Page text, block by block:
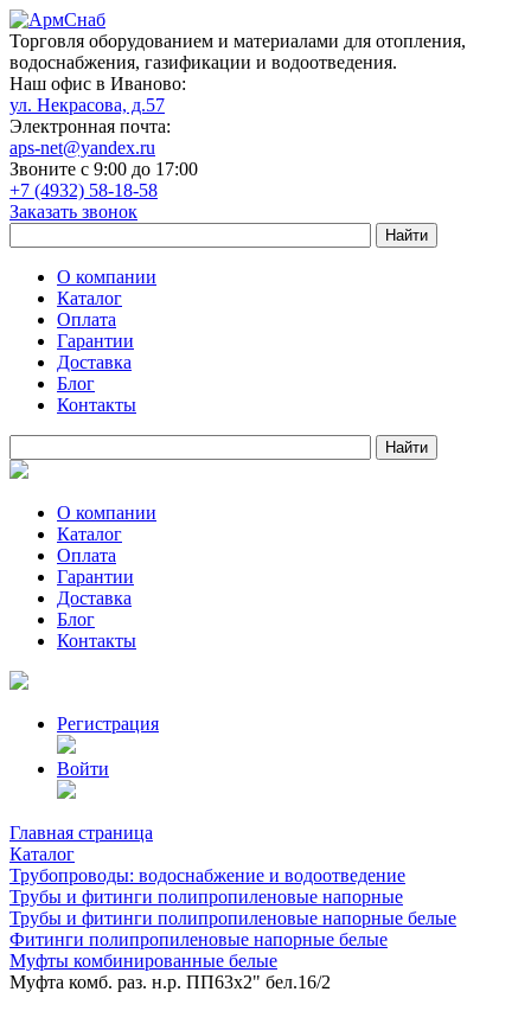
Торговля оборудованием и материалами для отопления,
водоснабжения, газификации и водоотведения.
Наш офис в Иваново:
ул. Некрасова, д.57
Электронная почта:
aps-net@yandex.ru
Звоните с 9:00 до 17:00
+7 (4932) 58-18-58
Заказать звонок
О компании
Каталог
Оплата
Гарантии
Доставка
Блог
Контакты
О компании
Каталог
Оплата
Гарантии
Доставка
Блог
Контакты
Регистрация
Войти
Главная страница
Каталог
Трубопроводы: водоснабжение и водоотведение
Трубы и фитинги полипропиленовые напорные
Трубы и фитинги полипропиленовые напорные белые
Фитинги полипропиленовые напорные белые
Муфты комбинированные белые
Муфта комб. раз. н.р. ПП63х2" бел.16/2